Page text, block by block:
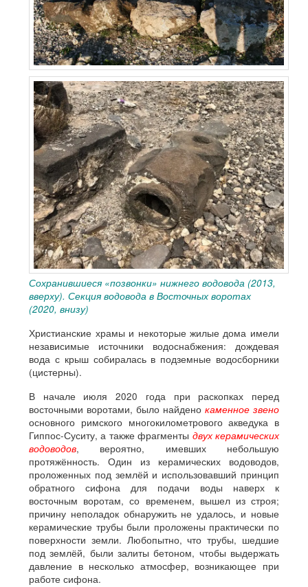
Сохранившиеся «позвонки» нижнего водовода (2013,
вверху). Секция водовода в Восточных воротах
(2020, внизу)
Христианские храмы и некоторые жилые дома имели
независимые источники водоснабжения: дождевая
вода с крыш собиралась в подземные водосборники
(цистерны).
В начале июля 2020 года при раскопках перед
восточными воротами, было найдено каменное звено
основного римского многокилометрового акведука в
Гиппос-Суситу, а также фрагменты двух керамических
водоводов, вероятно, имевших небольшую
протяжённость. Один из керамических водоводов,
проложенных под землёй и использовавший принцип
обратного сифона для подачи воды наверх к
восточным воротам, со временем, вышел из строя;
причину неполадок обнаружить не удалось, и новые
керамические трубы были проложены практически по
поверхности земли. Любопытно, что трубы, шедшие
под землёй, были залиты бетоном, чтобы выдержать
давление в несколько атмосфер, возникающее при
работе сифона.